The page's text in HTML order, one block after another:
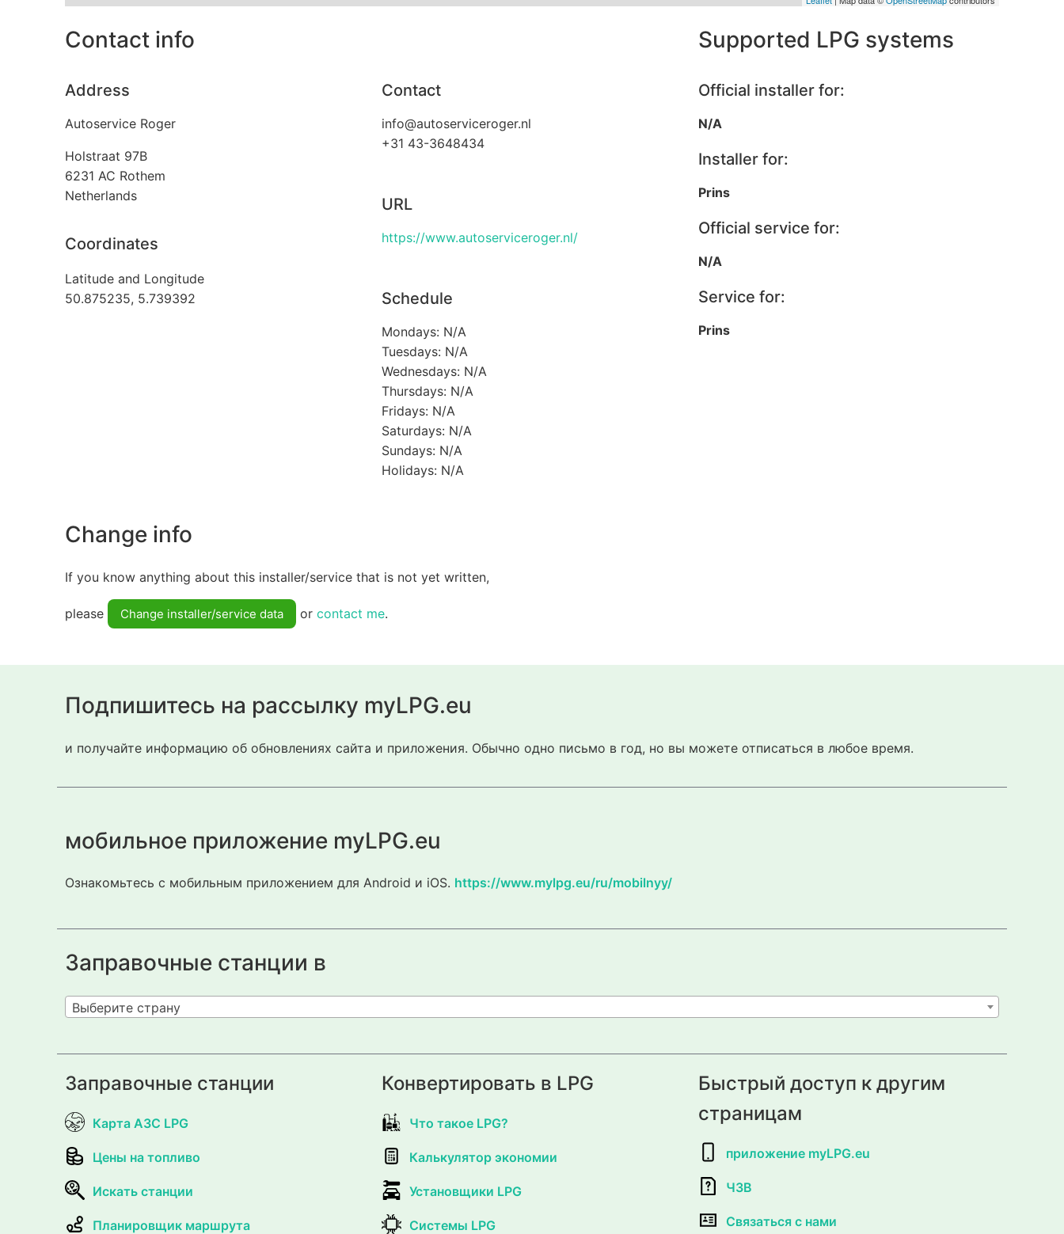
Contact info
Address
Autoservice Roger
Holstraat 97B
6231 AC Rothem
Netherlands
Coordinates
Latitude and Longitude
50.875235, 5.739392
Contact
info@autoserviceroger.nl
+31 43-3648434
URL
https://www.autoserviceroger.nl/
Schedule
Mondays: N/A
Tuesdays: N/A
Wednesdays: N/A
Thursdays: N/A
Fridays: N/A
Saturdays: N/A
Sundays: N/A
Holidays: N/A
Supported LPG systems
Official installer for:
N/A
Installer for:
Prins
Official service for:
N/A
Service for:
Prins
Change info
If you know anything about this installer/service that is not yet written,
please Change installer/service data or contact me.
Подпишитесь на рассылку myLPG.eu
и получайте информацию об обновлениях сайта и приложения. Обычно одно письмо в год, но вы можете отписаться в любое время.
мобильное приложение myLPG.eu
Ознакомьтесь с мобильным приложением для Android и iOS. https://www.mylpg.eu/ru/mobilnyy/
Заправочные станции в
Выберите страну
Заправочные станции
Карта АЗС LPG
Цены на топливо
Искать станции
Планировщик маршрута
Конвертировать в LPG
Что такое LPG?
Калькулятор экономии
Установщики LPG
Системы LPG
Быстрый доступ к другим
страницам
приложение myLPG.eu
ЧЗВ
Связаться с нами